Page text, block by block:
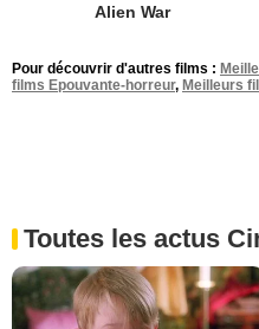
Alien War
Pour découvrir d'autres films :
films Epouvante-horreur, Meilleurs
Toutes les actus